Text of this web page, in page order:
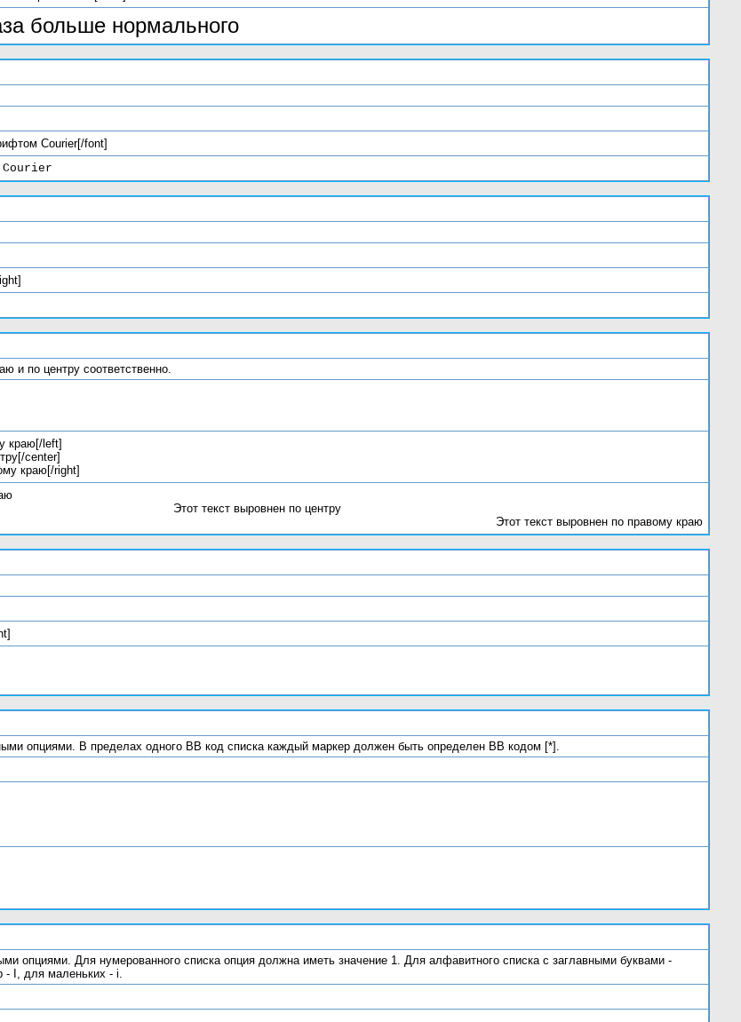
больше нормального
Courier[/font]
Courier
и по центру соответственно.
краю[/left]
center]
краю[/right]
Этот текст выровнен по центру
Этот текст выровнен по правому краю
опциями. В пределах одного BB код списка каждый маркер должен быть определен BB кодом [*].
опциями. Для нумерованного списка опция должна иметь значение 1. Для алфавитного списка с заглавными буквами -
- I, для маленьких - i.